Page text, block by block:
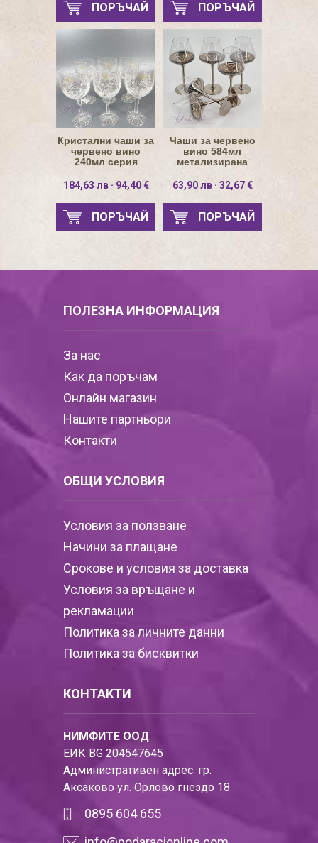
ПОРЪЧАЙ ПОРЪЧАЙ
Кристални чаши за
червено вино
240мл серия
184,63 лв · 94,40 €
ПОРЪЧАЙ
Чаши за червено
вино 584мл
метализирана
63,90 лв · 32,67 €
ПОРЪЧАЙ
ПОЛЕЗНА ИНФОРМАЦИЯ
За нас
Как да поръчам
Онлайн магазин
Нашите партньори
Контакти
ОБЩИ УСЛОВИЯ
Условия за ползване
Начини за плащане
Срокове и условия за доставка
Условия за връщане и
рекламации
Политика за личните данни
Политика за бисквитки
КОНТАКТИ
НИМФИТЕ ООД
ЕИК BG 204547645
Административен адрес: гр.
Аксаково ул. Орлово гнездо 18
0895 604 655